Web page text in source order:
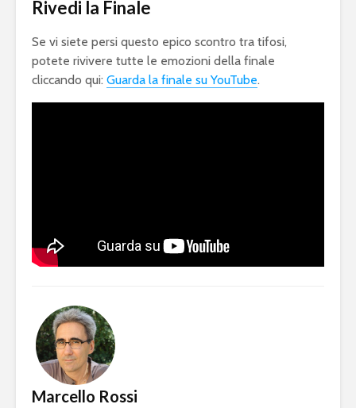
Rivedi la Finale
Se vi siete persi questo epico scontro tra tifosi,
potete rivivere tutte le emozioni della finale
cliccando qui: Guarda la finale su YouTube.
Marcello Rossi
Ronaldo nel dream
dodicesimo TOTY
Fortnite: entro fine
febbraio la Epic
Games lancerà il
apre le